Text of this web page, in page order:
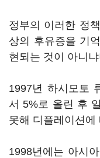
정부의 이러한 정
상의 후유증을 기
현되는 것이 아니
1997년 하시모토
서 5%로 올린 후
못해 디플레이션에
1998년에는 아시